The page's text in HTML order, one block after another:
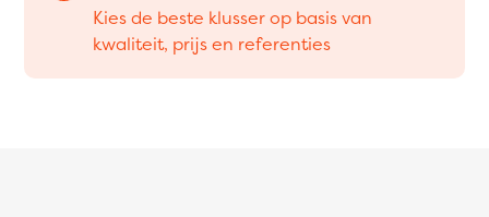
Kies de beste klusser op basis van
kwaliteit, prijs en referenties